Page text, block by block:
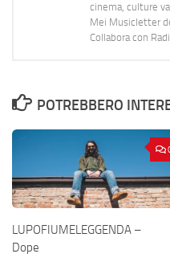
cinema, culture
Mei Musicletter
Collabora con
POTREBBERO
LUPOFIUMELEGGENDA –
Dope